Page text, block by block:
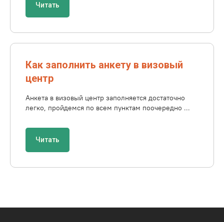
Читать
Как заполнить анкету в визовый
центр
Анкета в визовый центр заполняется достаточно
легко, пройдемся по всем пунктам поочередно ...
Читать